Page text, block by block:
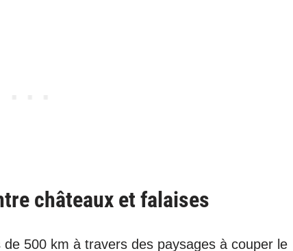
châteaux et falaises
500 km à travers des paysages à couper le